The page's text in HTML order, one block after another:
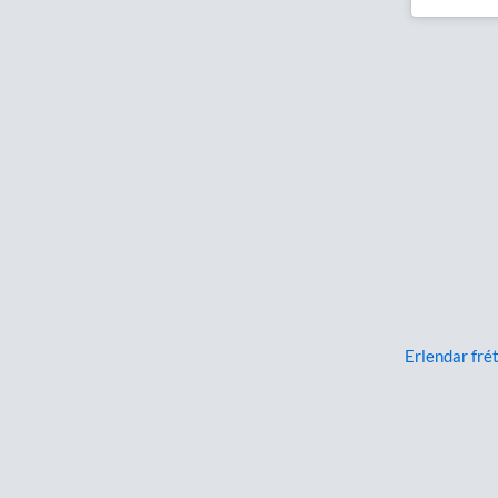
Erlendar